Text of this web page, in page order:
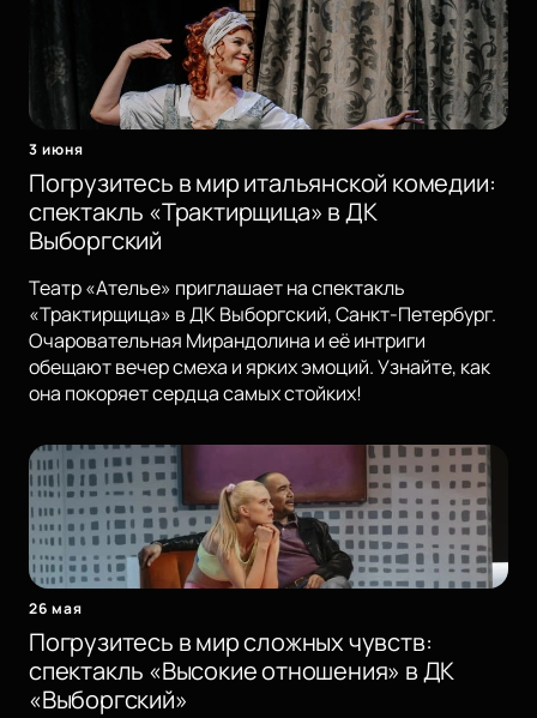
3 июня
Погрузитесь в мир итальянской комедии:
спектакль «Трактирщица» в ДК
Выборгский
Театр «Ателье» приглашает на спектакль
«Трактирщица» в ДК Выборгский, Санкт-Петербург.
Очаровательная Мирандолина и её интриги
обещают вечер смеха и ярких эмоций. Узнайте, как
она покоряет сердца самых стойких!
26 мая
Погрузитесь в мир сложных чувств:
спектакль «Высокие отношения» в ДК
«Выборгский»